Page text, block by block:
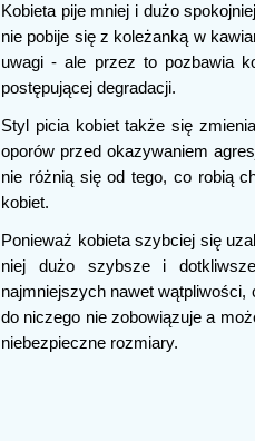
Kobieta pije mniej i dużo
nie pobije się z koleżanką w
uwagi - ale przez to pozbawia
postępującej degradacji.
Styl picia kobiet także się
oporów przed okazywaniem
nie różnią się od tego, co robią
kobiet.
Ponieważ kobieta szybciej się
niej dużo szybsze i
najmniejszych nawet
do niczego nie zobowiązuje a
niebezpieczne rozmiary.